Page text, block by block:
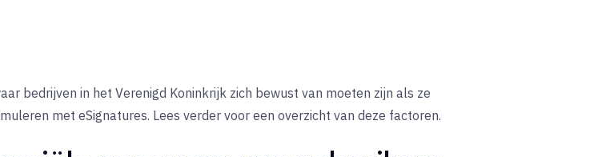
bedrijven in het Verenigd Koninkrijk zich bewust van moeten zijn als ze
met eSignatures. Lees verder voor een overzicht van deze factoren.